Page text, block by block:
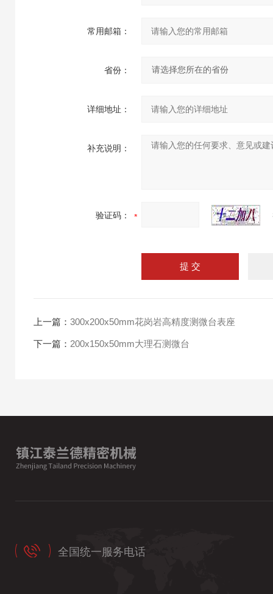
常用邮箱：
省份：
详细地址：
补充说明：
验证码：
上一篇： 300x200x50mm花岗岩高精度测微台表座
下一篇： 200x150x50mm大理石测微台
全国统一服务电话